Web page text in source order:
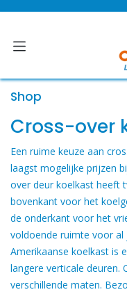
Shop
Cross-over
Een ruime keuze aan
laagst mogelijke prijzen
over deur koelkast heeft
bovenkant voor het
de onderkant voor het
voldoende ruimte voor al
Amerikaanse koelkast is
langere verticale deuren.
verschillende maten.